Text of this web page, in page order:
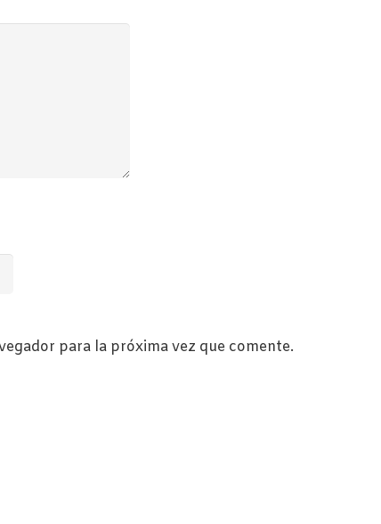
para la próxima vez que comente.